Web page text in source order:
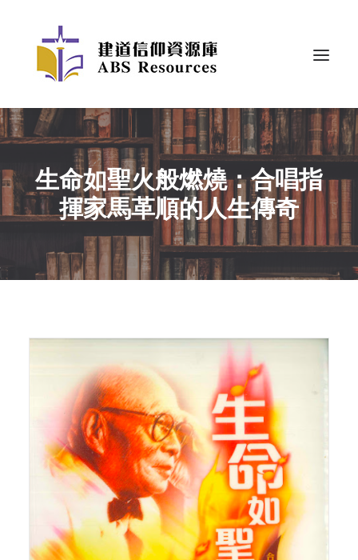
生命如聖火般燃燒：合唱指
揮家馬革順的人生傳奇